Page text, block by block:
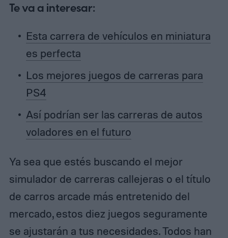
Te va a interesar:
Esta carrera de vehículos en miniatura
es perfecta
Los mejores juegos de carreras para
PS4
Así podrían ser las carreras de autos
voladores en el futuro
Ya sea que estés buscando el mejor
simulador de carreras callejeras o el título
de carros arcade más entretenido del
mercado, estos diez juegos seguramente
se ajustarán a tus necesidades. Todos han